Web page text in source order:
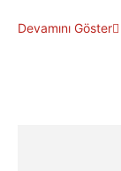
Devamını Göster